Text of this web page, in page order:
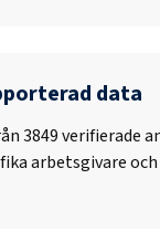
data
3849 verifierade
arbetsgivare